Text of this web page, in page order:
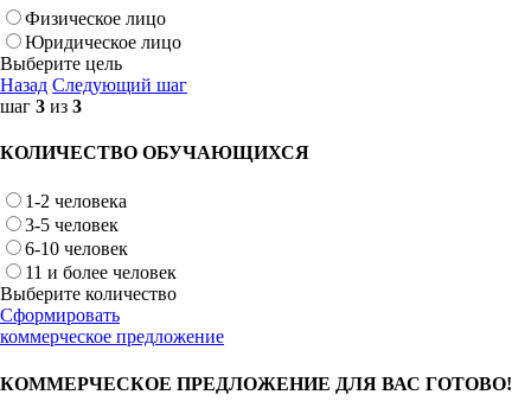
Физическое лицо
Юридическое лицо
Выберите цель
Назад Следующий шаг
шаг 3 из 3
КОЛИЧЕСТВО ОБУЧАЮЩИХСЯ
1-2 человека
3-5 человек
6-10 человек
11 и более человек
Выберите количество
Сформировать
коммерческое предложение
КОММЕРЧЕСКОЕ ПРЕДЛОЖЕНИЕ ДЛЯ ВАС ГОТОВО!